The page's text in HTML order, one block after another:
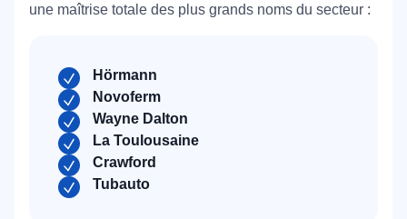
une maîtrise totale des plus grands noms du secteur :
Hörmann
Novoferm
Wayne Dalton
La Toulousaine
Crawford
Tubauto